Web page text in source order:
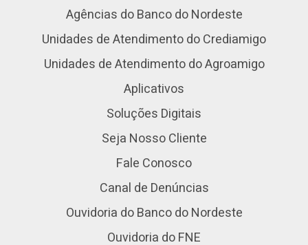
Agências do Banco do Nordeste
Unidades de Atendimento do Crediamigo
Unidades de Atendimento do Agroamigo
Aplicativos
Soluções Digitais
Seja Nosso Cliente
Fale Conosco
Canal de Denúncias
Ouvidoria do Banco do Nordeste
Ouvidoria do FNE